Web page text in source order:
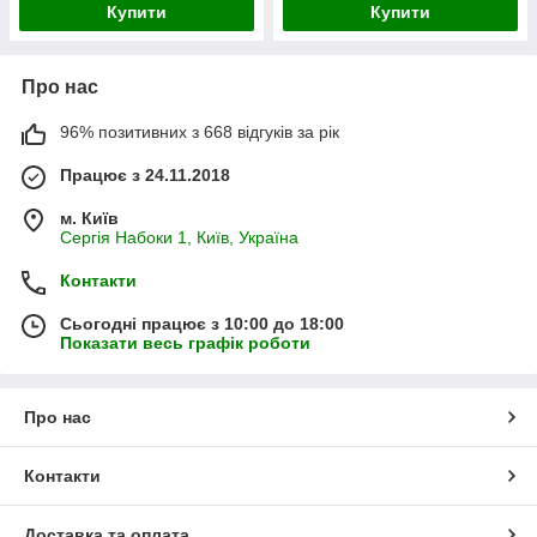
Купити Купити
Про нас
96% позитивних з 668 відгуків за рік
Працює з 24.11.2018
м. Київ
Сергія Набоки 1, Київ, Україна
Контакти
Сьогодні працює з 10:00 до 18:00
Показати весь графік роботи
Про нас
Контакти